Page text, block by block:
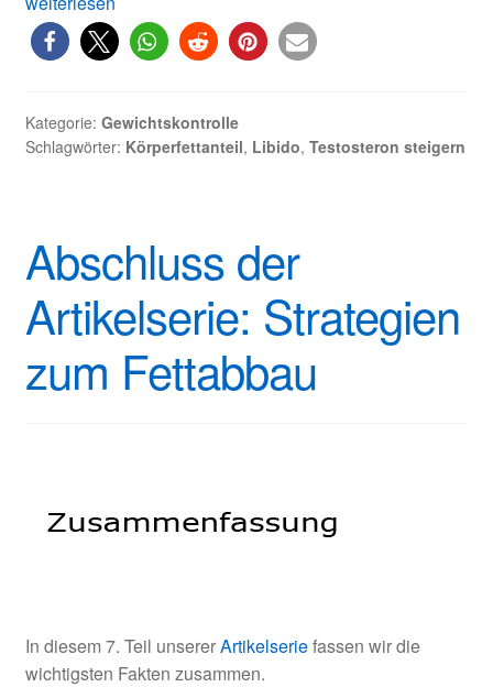
steigern
–
geht
es!
Kategorie: Gewichtskontrolle
Schlagwörter: Körperfettanteil, Libido, Testosteron steigern
Abschluss der
Artikelserie: Strategien
zum Fettabbau
In diesem 7. Teil unsererArtikelseriefassen wir die
wichtigsten Fakten zusammen.